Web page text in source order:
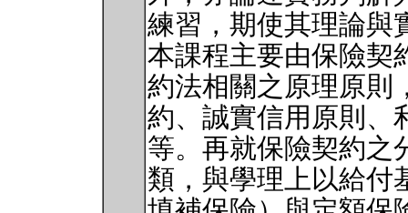
練習，期使其理論與
本課程主要由保險契
約法相關之原理原則
約、誠實信用原則、
等。再就保險契約之
類，與學理上以給付